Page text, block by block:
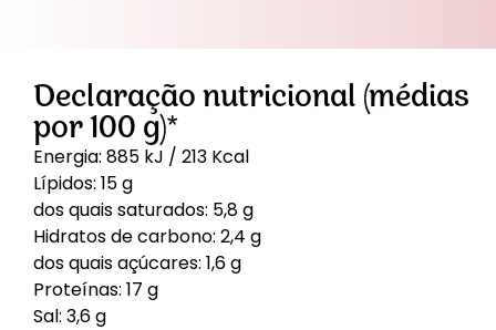
Declaração nutricional (médias
por 100 g)*
Energia: 885 kJ / 213 Kcal
Lípidos: 15 g
dos quais saturados: 5,8 g
Hidratos de carbono: 2,4 g
dos quais açúcares: 1,6 g
Proteínas: 17 g
Sal: 3,6 g